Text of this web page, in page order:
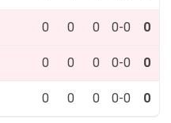
0 0 0 0-0 0
0 0 0 0-0 0
0 0 0 0-0 0